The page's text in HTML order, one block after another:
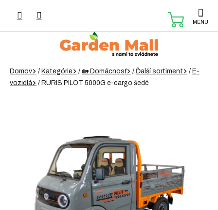
Domov / Kategórie / 🏡 Domácnosť / Ďalší sortiment / E-
vozidlá
/ RURIS PILOT 5000G e-cargo šedé